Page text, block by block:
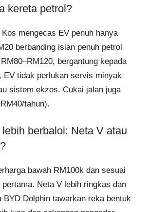
kereta petrol?
mengecas EV penuh hanya
berbanding isian penuh petrol
bergantung kepada
EV tidak perlukan servis minyak
sistem ekzos. Cukai jalan juga
tahun).
berbaloi: Neta V atau
bawah RM100k dan sesuai
Neta V lebih ringkas dan
BYD Dolphin tawarkan reka bentuk